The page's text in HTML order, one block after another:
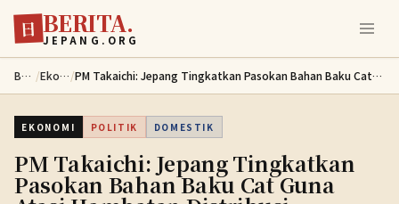
Lewati ke konten utama
日 BERITA.
JEPANG.ORG
Berita / Ekonomi/ PM Takaichi: Jepang Tingkatkan Pasokan Bahan Baku Cat Guna Atasi Hambatan Distribusi
EKONOMI POLITIK DOMESTIK
PM Takaichi: Jepang Tingkatkan
Pasokan Bahan Baku Cat Guna